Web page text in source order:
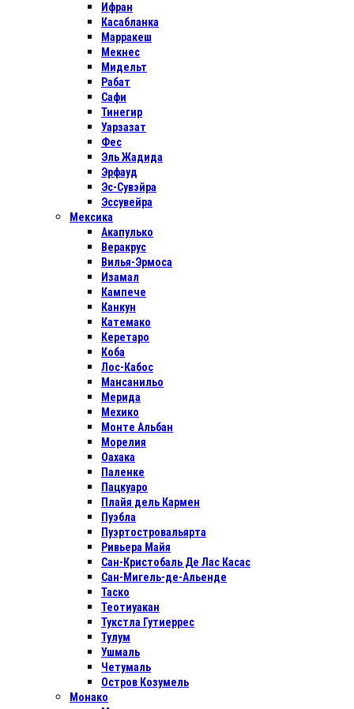
Ифран
Касабланка
Марракеш
Мекнес
Мидельт
Рабат
Сафи
Тинегир
Уарзазат
Фес
Эль Жадида
Эрфауд
Эс-Сувэйра
Эссувейра
Мексика
Акапулько
Веракрус
Вилья-Эрмоса
Изамал
Кампече
Канкун
Катемако
Керетаро
Коба
Лос-Кабос
Мансанильо
Мерида
Мехико
Монте Альбан
Морелия
Оахака
Паленке
Пацкуаро
Плайя дель Кармен
Пуэбла
Пуэртостровальярта
Ривьера Майя
Сан-Кристобаль Де Лас Касас
Сан-Мигель-де-Альенде
Таско
Теотиуакан
Тукстла Гутиеррес
Тулум
Ушмаль
Четумаль
Остров Козумель
Монако